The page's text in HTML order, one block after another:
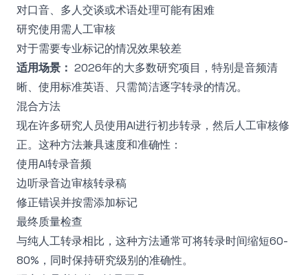
对口音、多人交谈或术语处理可能有困难
研究使用需人工审核
对于需要专业标记的情况效果较差
适用场景： 2026年的大多数研究项目，特别是音频清
晰、使用标准英语、只需简洁逐字转录的情况。
混合方法
现在许多研究人员使用AI进行初步转录，然后人工审核修
正。这种方法兼具速度和准确性：
使用AI转录音频
边听录音边审核转录稿
修正错误并按需添加标记
最终质量检查
与纯人工转录相比，这种方法通常可将转录时间缩短60-
80%，同时保持研究级别的准确性。